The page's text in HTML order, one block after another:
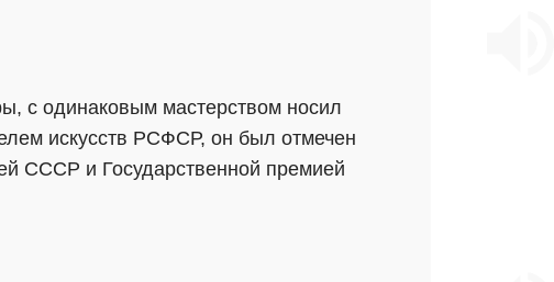
с одинаковым мастерством носил
искусств РСФСР, он был отмечен
СССР и Государственной премией